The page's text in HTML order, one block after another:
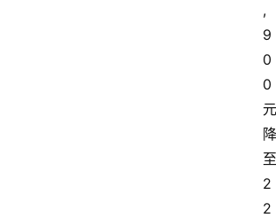
,
9
0
0
元
降
至
2
2